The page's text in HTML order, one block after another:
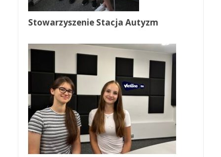
Stowarzyszenie Stacja Autyzm